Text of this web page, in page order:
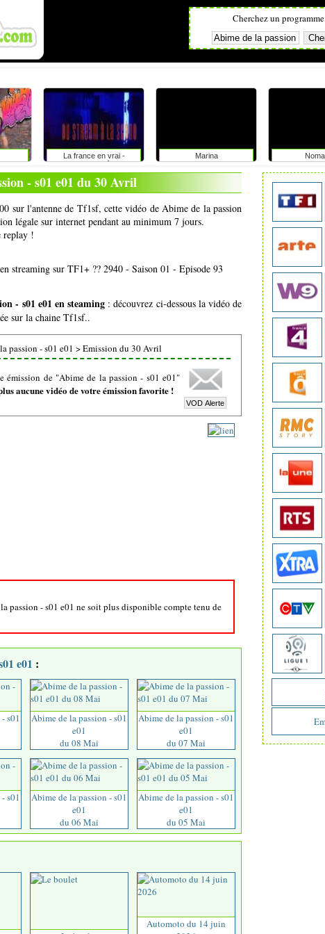
Cherchez un
La france en vrai -
provence alpes côte d'azur
Marina
- s01 e01 du 30 Avril
sur l'antenne de Tf1sf, cette vidéo de Abime de la passion
légale sur internet pendant au minimum 7 jours.
replay !
streaming sur TF1+ ?? 2940 - Saison 01 - Episode 93
- s01 e01 en steaming : découvrez ci-dessous la vidéo de
sur la chaine Tf1sf..
passion - s01 e01 >Emission du 30 Avril
émission de "Abime de la passion - s01 e01"
aucune vidéo de votre émission favorite !
passion - s01 e01 ne soit plus disponible compte tenu de
e01 :
s01
Abime de la passion - s01
e01
du 08 Mai
Abime de la passion - s01
e01
du 07 Mai
s01
Abime de la passion - s01
e01
du 06 Mai
Abime de la passion - s01
e01
du 05 Mai
Automoto du 14 juin